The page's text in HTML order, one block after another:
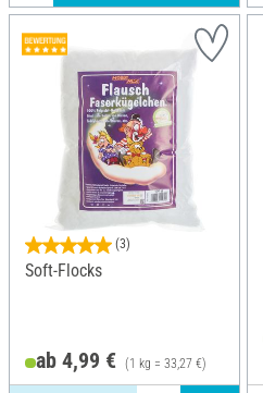
(3)
Soft-Flocks
ab 4,99 € (1 kg = 33,27 €)